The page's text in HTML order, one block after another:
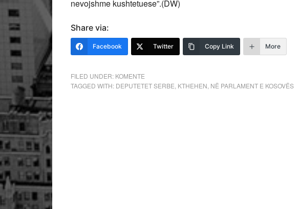
nevojshme kushtetuese”.(DW)
Share via:
Facebook Twitter Copy Link More
FILED UNDER: KOMENTE
TAGGED WITH: DEPUTETET SERBE KTHEHEN NË PARLAMENT E KOSOVËS